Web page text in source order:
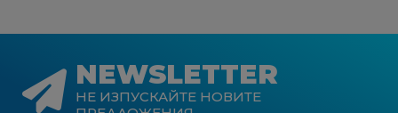
NEWSLETTER
НЕ ИЗПУСКАЙТЕ НОВИТЕ